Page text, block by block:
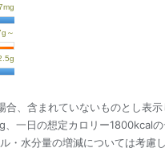
、含まれていないものとし表示
一日の想定カロリー1800kcalの
水分量の増減については考慮し